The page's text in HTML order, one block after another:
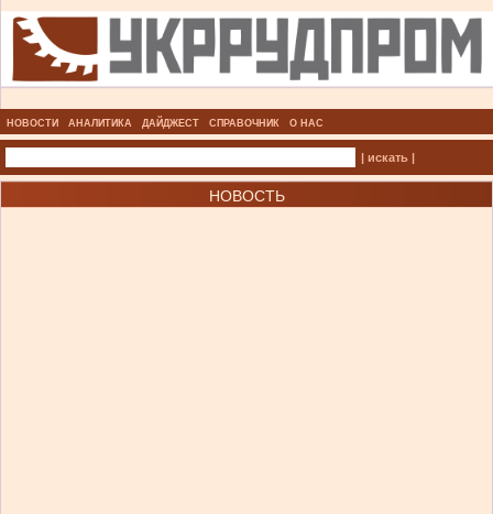
НОВОСТИ АНАЛИТИКА ДАЙДЖЕСТ СПРАВОЧНИК О НАС
| искать |
НОВОСТЬ